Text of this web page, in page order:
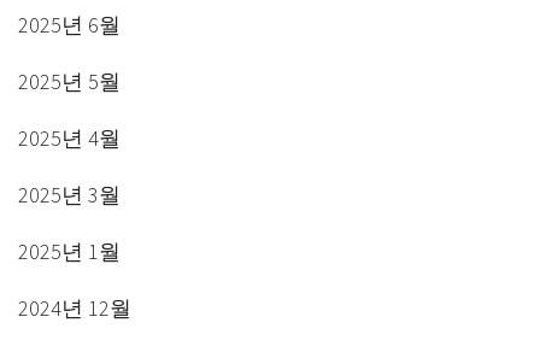
2025년 6월
2025년 5월
2025년 4월
2025년 3월
2025년 1월
2024년 12월